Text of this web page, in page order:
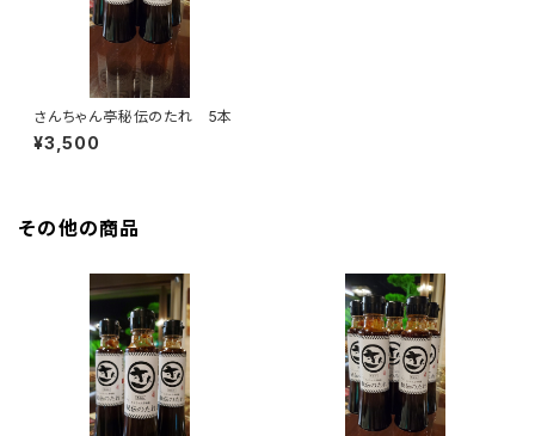
さんちゃん亭秘伝のたれ 5本
¥3,500
その他の商品